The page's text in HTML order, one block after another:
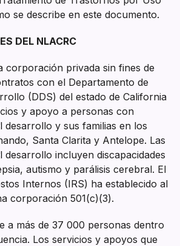
se describe en este documento.
DEL NLACRC
corporación privada sin fines de
con el Departamento de
(DDS) del estado de California
y apoyo a personas con
desarrollo y sus familias en los
Santa Clarita y Antelope. Las
desarrollo incluyen discapacidades
autismo y parálisis cerebral. El
Internos (IRS) ha establecido al
corporación 501(c)(3).
a más de 37 000 personas dentro
Los servicios y apoyos que